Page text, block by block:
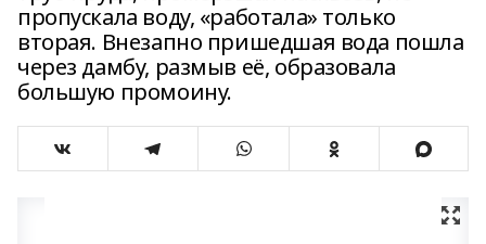
пропускала воду, «работала» только
вторая. Внезапно пришедшая вода пошла
через дамбу, размыв её, образовала
большую промоину.